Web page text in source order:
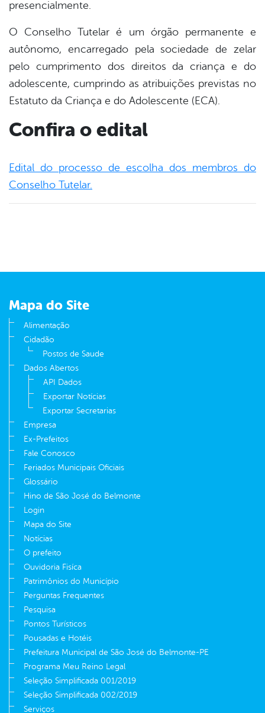
presencialmente.
O Conselho Tutelar é um órgão permanente e
autônomo, encarregado pela sociedade de zelar
pelo cumprimento dos direitos da criança e do
adolescente, cumprindo as atribuições previstas no
Estatuto da Criança e do Adolescente (ECA).
Confira o edital
Edital do processo de escolha dos membros do
Conselho Tutelar.
Mapa do Site
Alimentação
Cidadão
Postos de Saude
Dados Abertos
API Dados
Exportar Notícias
Exportar Secretarias
Empresa
Ex-Prefeitos
Fale Conosco
Feriados Municipais Oficiais
Glossário
Hino de São José do Belmonte
Login
Mapa do Site
Notícias
O prefeito
Ouvidoria Fisíca
Patrimônios do Município
Perguntas Frequentes
Pesquisa
Pontos Turísticos
Pousadas e Hotéis
Prefeitura Municipal de São José do Belmonte-PE
Programa Meu Reino Legal
Seleção Simplificada 001/2019
Seleção Simplificada 002/2019
Serviços